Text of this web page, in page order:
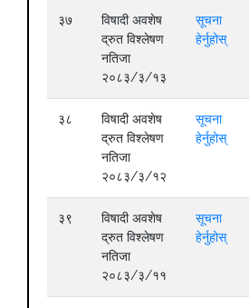
३७
विषादी अवशेष
द्रुत विश्लेषण
नतिजा
२०८३/३/१३
सूचना
हेर्नुहोस्
३८
विषादी अवशेष
द्रुत विश्लेषण
नतिजा
२०८३/३/१२
सूचना
हेर्नुहोस्
३९
विषादी अवशेष
द्रुत विश्लेषण
नतिजा
२०८३/३/११
सूचना
हेर्नुहोस्